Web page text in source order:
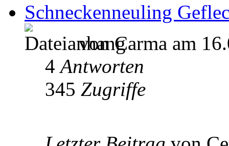
Schneckenneuling
von Carma am
4Antworten
345 Zugriffe